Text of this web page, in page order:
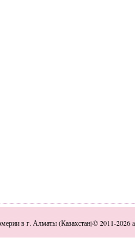
в г. Алматы (Казахстан)© 2011-2026